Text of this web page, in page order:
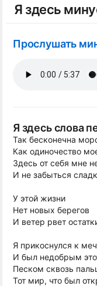
Я здесь
Прослушать
Я здесь слова
Так бесконечна
Как одиночество
Здесь от себя мне
И не забыться
У этой жизни
Нет новых берегов
И ветер рвет
Я прикоснулся к
И был недобрым
Песком сквозь
Тот мир, что был